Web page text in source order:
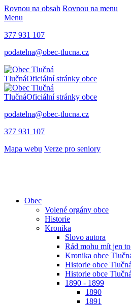
Rovnou na obsah Rovnou na menu
Menu
377 931 107
podatelna@obec-tlucna.cz
TlučnáOficiální stránky obce
TlučnáOficiální stránky obce
podatelna@obec-tlucna.cz
377 931 107
Mapa webu Verze pro seniory
Obec
Volené orgány obce
Historie
Kronika
Slovo autora
Rád mohu mít jen
Kronika obce
Historie obce
Historie obce
1890 - 1899
1890
1891